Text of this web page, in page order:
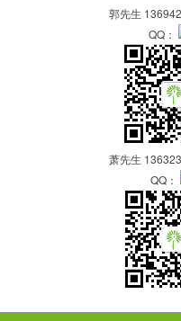
郭先生
QQ：
萧先生
QQ：